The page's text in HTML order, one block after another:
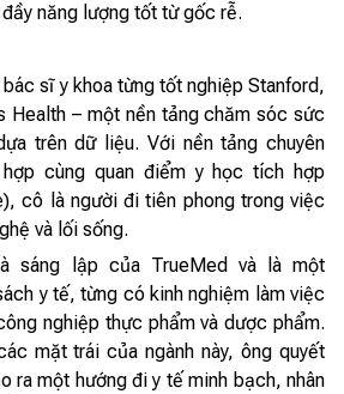
năng lượng tốt từ gốc rễ.
sĩ y khoa từng tốt nghiệp Stanford,
Health – một nền tảng chăm sóc sức
trên dữ liệu. Với nền tảng chuyên
cùng quan điểm y học tích hợp
cô là người đi tiên phong trong việc
và lối sống.
sáng lập của TrueMed và là một
y tế, từng có kinh nghiệm làm việc
nghiệp thực phẩm và dược phẩm.
mặt trái của ngành này, ông quyết
ra một hướng đi y tế minh bạch, nhân